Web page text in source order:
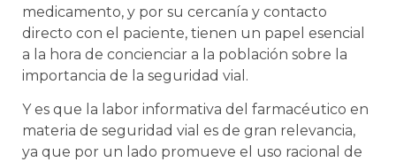
medicamento, y por su cercanía y contacto
directo con el paciente, tienen un papel esencial
a la hora de concienciar a la población sobre la
importancia de la seguridad vial.
Y es que la labor informativa del farmacéutico en
materia de seguridad vial es de gran relevancia,
ya que por un lado promueve el uso racional de